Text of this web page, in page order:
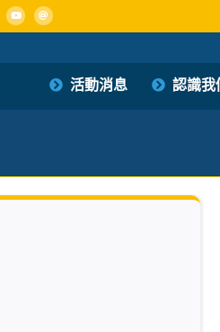
活動消息
認識我